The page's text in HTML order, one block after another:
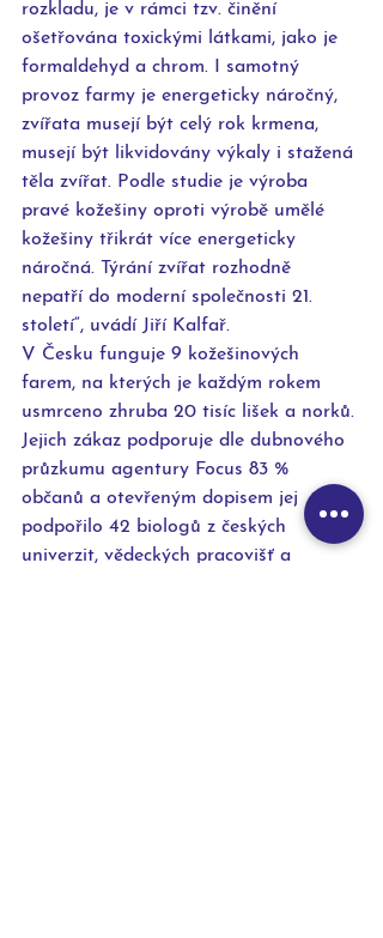
rozkladu, je v rámci tzv. činění
ošetřována toxickými látkami, jako je
formaldehyd a chrom. I samotný
provoz farmy je energeticky náročný,
zvířata musejí být celý rok krmena,
musejí být likvidovány výkaly i stažená
těla zvířat. Podle studie je výroba
pravé kožešiny oproti výrobě umělé
kožešiny třikrát více energeticky
náročná. Týrání zvířat rozhodně
nepatří do moderní společnosti 21.
století“, uvádí Jiří Kalfař.
V Česku funguje 9 kožešinových
farem, na kterých je každým rokem
usmrceno zhruba 20 tisíc lišek a norků.
Jejich zákaz podporuje dle dubnového
průzkumu agentury Focus 83 %
občanů a otevřeným dopisem jej
podpořilo 42 biologů z českých
univerzit, vědeckých pracovišť a